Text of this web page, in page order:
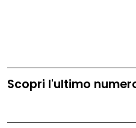
Scopri l'ultimo